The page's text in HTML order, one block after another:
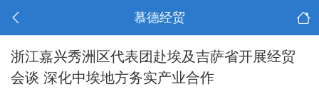
慕德经贸
浙江嘉兴秀洲区代表团赴埃及吉萨省开展经贸
会谈 深化中埃地方务实产业合作